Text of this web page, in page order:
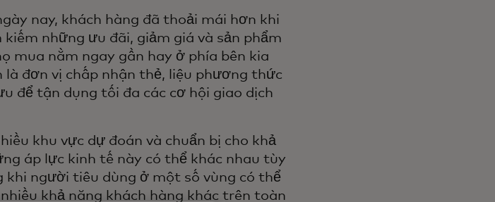
nay, khách hàng đã thoải mái hơn khi
những ưu đãi, giảm giá và sản phẩm
mua nằm ngay gần hay ở phía bên kia
đơn vị chấp nhận thẻ, liệu phương thức
để tận dụng tối đa các cơ hội giao dịch
khu vực dự đoán và chuẩn bị cho khả
áp lực kinh tế này có thể khác nhau tùy
khi người tiêu dùng ở một số vùng có thể
khả năng khách hàng khác trên toàn